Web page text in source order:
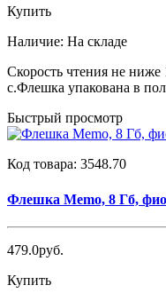
Купить
Наличие: На складе
Скорость чтения не
с.Флешка упакована в
Быстрый просмотр
Код товара: 3548.70
Флешка Memo, 8 Гб,
479.0руб.
Купить